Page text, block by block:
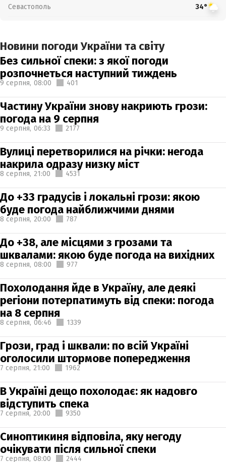
Севастополь 34°
Новини погоди України та світу
Без сильної спеки: з якої погоди
розпочнеться наступний тиждень
9 серпня, 08:00 401
Частину України знову накриють грози:
погода на 9 серпня
9 серпня, 06:33 2177
Вулиці перетворилися на річки: негода
накрила одразу низку міст
8 серпня, 21:00 4531
До +33 градусів і локальні грози: якою
буде погода найближчими днями
8 серпня, 20:00 787
До +38, але місцями з грозами та
шквалами: якою буде погода на вихідних
8 серпня, 08:00 977
Похолодання йде в Україну, але деякі
регіони потерпатимуть від спеки: погода
на 8 серпня
8 серпня, 06:46 1339
Грози, град і шквали: по всій Україні
оголосили штормове попередження
7 серпня, 21:00 1962
В Україні дещо похолодає: як надовго
відступить спека
7 серпня, 20:00 9350
Синоптикиня відповіла, яку негоду
очікувати після сильної спеки
7 серпня, 08:00 2444